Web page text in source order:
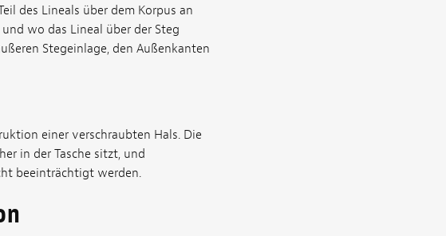
des Lineals über dem Korpus an
wo das Lineal über der Steg
Stegeinlage, den Außenkanten
einer verschraubten Hals. Die
in der Tasche sitzt, und
beeinträchtigt werden.